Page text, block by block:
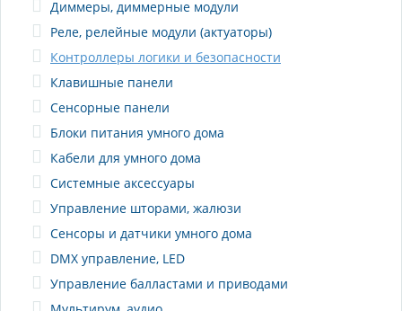
Диммеры, диммерные модули
Реле, релейные модули (актуаторы)
Контроллеры логики и безопасности
Клавишные панели
Сенсорные панели
Блоки питания умного дома
Кабели для умного дома
Системные аксессуары
Управление шторами, жалюзи
Сенсоры и датчики умного дома
DMX управление, LED
Управление балластами и приводами